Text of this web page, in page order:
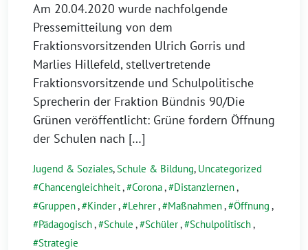
Am 20.04.2020 wurde nachfolgende
Pressemitteilung von dem
Fraktionsvorsitzenden Ulrich Gorris und
Marlies Hillefeld, stellvertretende
Fraktionsvorsitzende und Schulpolitische
Sprecherin der Fraktion Bündnis 90/Die
Grünen veröffentlicht: Grüne fordern Öffnung
der Schulen nach […]
Jugend & Soziales,Schule & Bildung, Uncategorized
Chancengleichheit, Corona, Distanzlernen,
Gruppen, Kinder, Lehrer, Maßnahmen, Öffnung ,
Pädagogisch, Schule , Schüler, Schulpolitisch,
Strategie